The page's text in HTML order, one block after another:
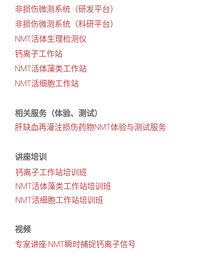
非损伤微测系统（研发平台）
非损伤微测系统（科研平台）
NMT活体生理检测仪
钙离子工作站
NMT活体藻类工作站
NMT活细胞工作站
相关服务（体验、测试）
肝缺血再灌注损伤药物NMT体验与测试服务
讲座培训
钙离子工作站培训班
NMT活体藻类工作站培训班
NMT活细胞工作站培训班
视频
专家讲座:NMT瞬时捕捉钙离子信号